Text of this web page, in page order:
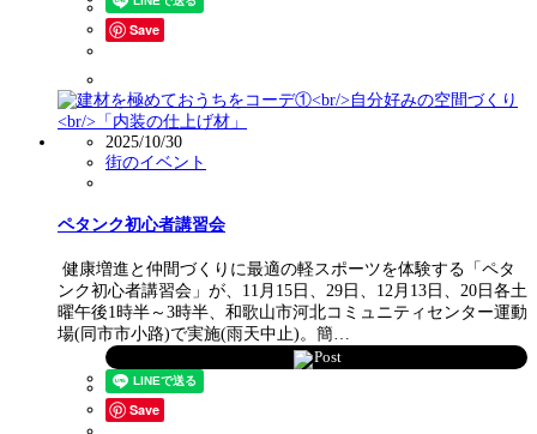
Save
2025/10/30
街のイベント
ペタンク初心者講習会
健康増進と仲間づくりに最適の軽スポーツを体験する「ペタ
ンク初心者講習会」が、11月15日、29日、12月13日、20日各土
曜午後1時半～3時半、和歌山市河北コミュニティセンター運動
場(同市市小路)で実施(雨天中止)。簡…
Post
Save